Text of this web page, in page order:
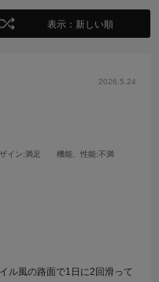
表示：新しい順
2026.5.24
イン:満足 機能、性能:不満
ル風の路面で1日に2回滑って